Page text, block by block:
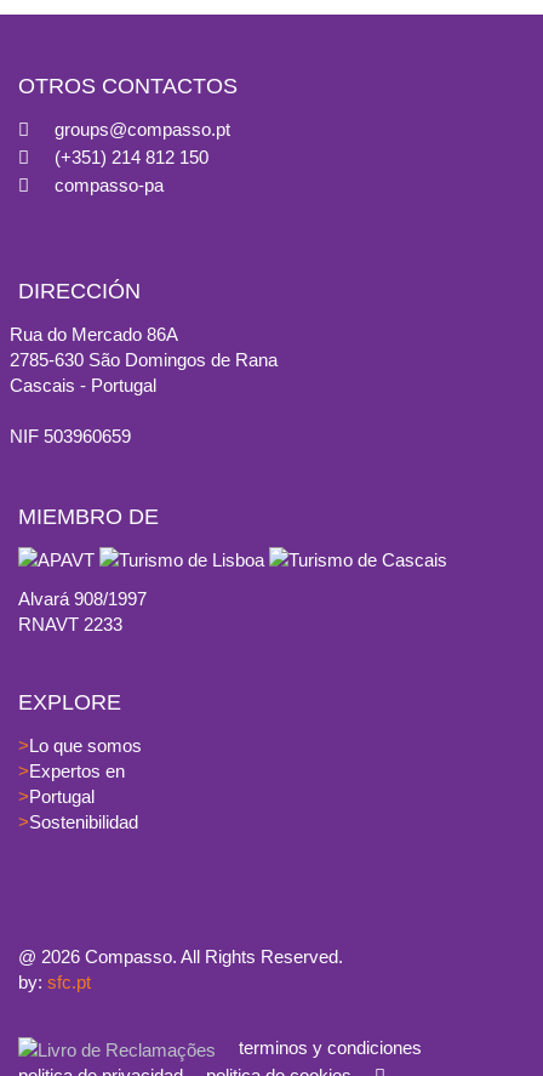
OTROS CONTACTOS
groups@compasso.pt
(+351) 214 812 150
compasso-pa
DIRECCIÓN
Rua do Mercado 86A
2785-630 São Domingos de Rana
Cascais - Portugal
NIF 503960659
MIEMBRO DE
Alvará 908/1997
RNAVT 2233
EXPLORE
>Lo que somos
>Expertos en
>Portugal
>Sostenibilidad
@ 2026 Compasso. All Rights Reserved.
by: sfc.pt
terminos y condiciones